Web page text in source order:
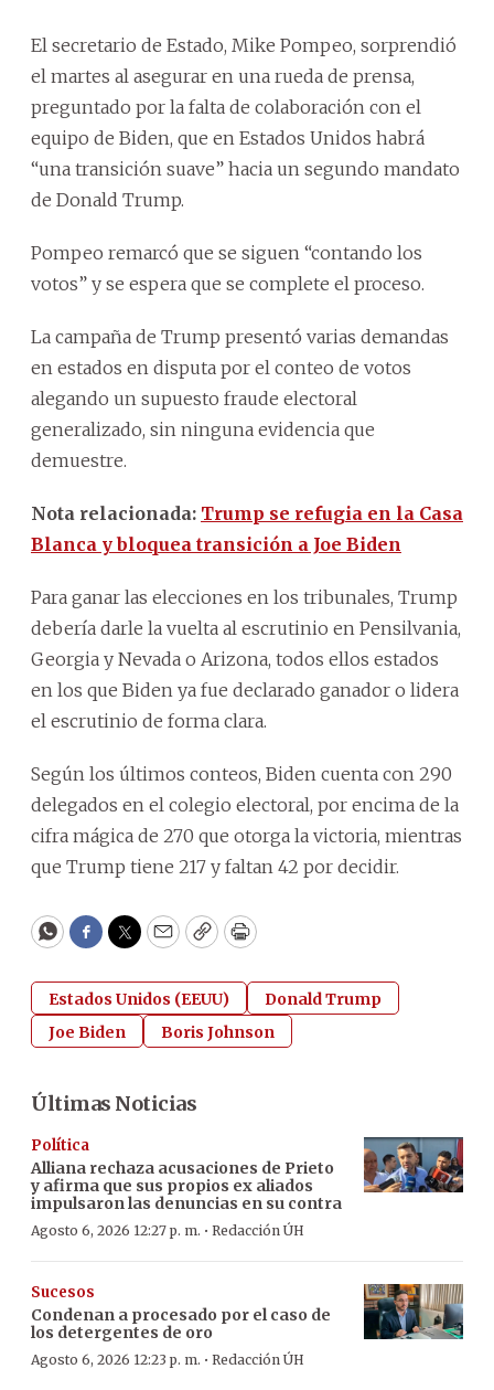
El secretario de Estado, Mike Pompeo, sorprendió
el martes al asegurar en una rueda de prensa,
preguntado por la falta de colaboración con el
equipo de Biden, que en Estados Unidos habrá
“una transición suave” hacia un segundo mandato
de Donald Trump.
Pompeo remarcó que se siguen “contando los
votos” y se espera que se complete el proceso.
La campaña de Trump presentó varias demandas
en estados en disputa por el conteo de votos
alegando un supuesto fraude electoral
generalizado, sin ninguna evidencia que
demuestre.
Nota relacionada: Trump se refugia en la Casa
Blanca y bloquea transición a Joe Biden
Para ganar las elecciones en los tribunales, Trump
debería darle la vuelta al escrutinio en Pensilvania,
Georgia y Nevada o Arizona, todos ellos estados
en los que Biden ya fue declarado ganador o lidera
el escrutinio de forma clara.
Según los últimos conteos, Biden cuenta con 290
delegados en el colegio electoral, por encima de la
cifra mágica de 270 que otorga la victoria, mientras
que Trump tiene 217 y faltan 42 por decidir.
WhatsApp
Facebook
Twitter
EmailCopyPrint
Estados Unidos (EEUU)
Donald Trump
Joe Biden
Boris Johnson
Últimas Noticias
Política
Alliana rechaza acusaciones de Prieto
y afirma que sus propios ex aliados
impulsaron las denuncias en su contra
Agosto 6, 2026 12:27 p. m. · Redacción ÚH
Sucesos
Condenan a procesado por el caso de
los detergentes de oro
Agosto 6, 2026 12:23 p. m. · Redacción ÚH